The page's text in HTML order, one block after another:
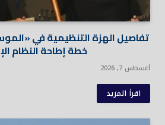
تفاصيل الهزة التنظيمية في
خطة إطاحة النظام
أغسطس 7, 2026
اقرأ المزيد